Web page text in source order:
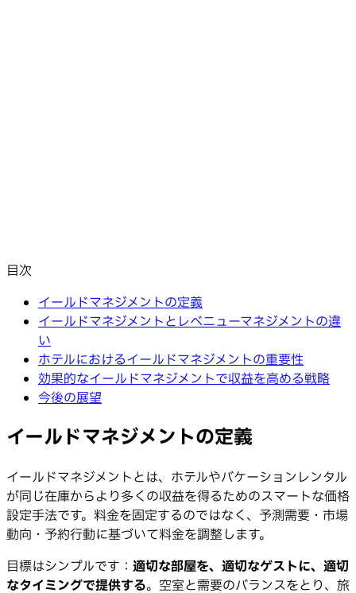
目次
イールドマネジメントの定義
イールドマネジメントとレベニューマネジメントの違
い
ホテルにおけるイールドマネジメントの重要性
効果的なイールドマネジメントで収益を高める戦略
今後の展望
イールドマネジメントの定義
イールドマネジメントとは、ホテルやバケーションレンタル
が同じ在庫からより多くの収益を得るためのスマートな価格
設定手法です。料金を固定するのではなく、予測需要・市場
動向・予約行動に基づいて料金を調整します。
目標はシンプルです： 適切な部屋を、適切なゲストに、適切
なタイミングで提供する。空室と需要のバランスをとり、旅